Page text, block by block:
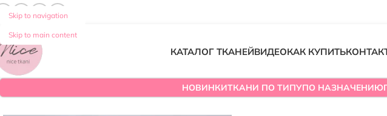
Skip to navigation
Skip to main content
КАТАЛОГ ТКАНЕЙВИДЕОКАК КУПИТЬ
НОВИНКИТКАНИ ПО ТИПУПО НАЗНАЧЕНИЮ